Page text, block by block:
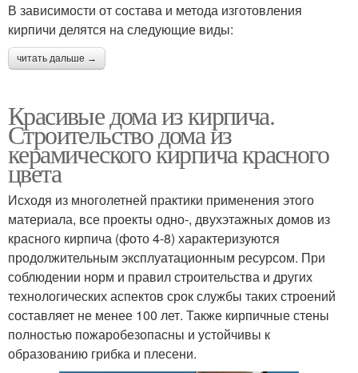
В зависимости от состава и метода изготовления
кирпичи делятся на следующие виды:
читать дальше →
Красивые дома из кирпича.
Строительство дома из
керамического кирпича красного
цвета
Исходя из многолетней практики применения этого
материала, все проекты одно-, двухэтажных домов из
красного кирпича (фото 4-8) характеризуются
продолжительным эксплуатационным ресурсом. При
соблюдении норм и правил строительства и других
технологических аспектов срок службы таких строений
составляет не менее 100 лет. Также кирпичные стены
полностью пожаробезопасны и устойчивы к
образованию грибка и плесени.